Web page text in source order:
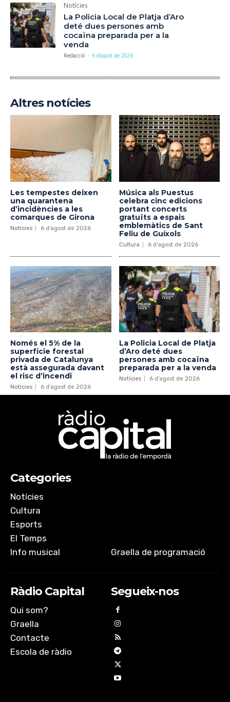
Notícies
La Policia Local de Platja d’Aro
deté dues persones amb
cocaïna preparada per a la
venda
Redacció - 6 d'agost de 2026
Altres notícies
Les tempestes deixen
una quarantena
d’incidències a les
comarques de Girona
Notícies 6 d'agost de 2026
Música als Puestus
celebra cinc edicions
portant concerts
gratuïts a espais
emblemàtics de Sant
Feliu de Guíxols
Cultura 6 d'agost de 2026
Només el 5% de la
superfície forestal
privada de Catalunya
està assegurada davant
el risc d’incendi
Notícies 6 d'agost de 2026
La Policia Local de Platja
d’Aro deté dues
persones amb cocaïna
preparada per a la venda
Notícies 6 d'agost de 2026
Categories
Notícies
Cultura
Esports
El Temps
Info musical
Graella de programació
Ràdio Capital
Qui som?
Graella
Contacte
Escola de ràdio
Segueix-nos